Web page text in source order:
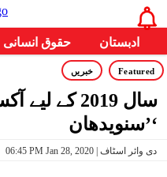
حقوق انسانی ادبستان
Featured خبریں
سال 2019 کے
’سنویدھان‘
06:45 PM Jan 28, 2020 | دی وائر اسٹاف